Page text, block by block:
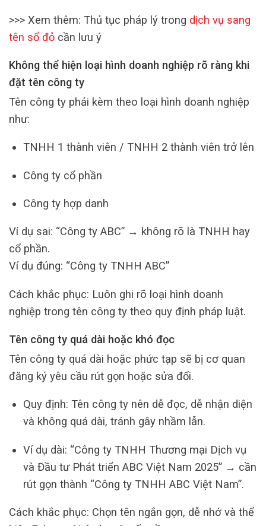
>>> Xem thêm: Thủ tục pháp lý trong dịch vụ sang
tên sổ đỏ cần lưu ý
Không thể hiện loại hình doanh nghiệp rõ ràng khi
đặt tên công ty
Tên công ty phải kèm theo loại hình doanh nghiệp
như:
TNHH 1 thành viên / TNHH 2 thành viên trở lên
Công ty cổ phần
Công ty hợp danh
Ví dụ sai: “Công ty ABC” → không rõ là TNHH hay
cổ phần.
Ví dụ đúng: “Công ty TNHH ABC”
Cách khắc phục: Luôn ghi rõ loại hình doanh
nghiệp trong tên công ty theo quy định pháp luật.
Tên công ty quá dài hoặc khó đọc
Tên công ty quá dài hoặc phức tạp sẽ bị cơ quan
đăng ký yêu cầu rút gọn hoặc sửa đổi.
Quy định: Tên công ty nên dễ đọc, dễ nhận diện
và không quá dài, tránh gây nhầm lẫn.
Ví dụ dài: “Công ty TNHH Thương mại Dịch vụ
và Đầu tư Phát triển ABC Việt Nam 2025” → cần
rút gọn thành “Công ty TNHH ABC Việt Nam”.
Cách khắc phục: Chọn tên ngắn gọn, dễ nhớ và thể